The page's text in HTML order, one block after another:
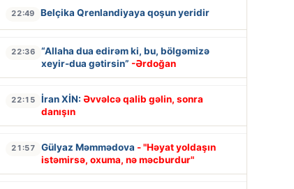
22:49 Belçika Qrenlandiyaya qoşun yeridir
22:36
“Allaha dua edirəm ki, bu, bölgəmizə
xeyir-dua gətirsin” -Ərdoğan
22:15 İran XİN: Əvvəlcə qalib gəlin, sonra
danışın
21:57 Gülyaz Məmmədova - "Həyat yoldaşın
istəmirsə, oxuma, nə məcburdur"